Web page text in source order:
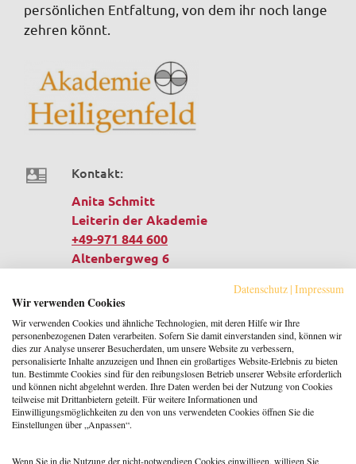
persönlichen Entfaltung, von dem ihr noch lange
zehren könnt.
Kontakt:
Anita Schmitt
Leiterin der Akademie
+49-971 844 600
Altenbergweg 6
Deutschland
E-Mail:
Anita.Schmitt@akademie-heiligenfeld.de
Website:
Datenschutz | Impressum
Wir verwenden Cookies
Wir verwenden Cookies und ähnliche Technologien, mit deren Hilfe wir Ihre
personenbezogenen Daten verarbeiten. Sofern Sie damit einverstanden sind, können wir
dies zur Analyse unserer Besucherdaten, um unsere Website zu verbessern,
personalisierte Inhalte anzuzeigen und Ihnen ein großartiges Website-Erlebnis zu bieten
tun. Bestimmte Cookies sind für den reibungslosen Betrieb unserer Website erforderlich
und können nicht abgelehnt werden. Ihre Daten werden bei der Nutzung von Cookies
teilweise mit Drittanbietern geteilt. Für weitere Informationen und
Einwilligungsmöglichkeiten zu den von uns verwendeten Cookies öffnen Sie die
Einstellungen über „Anpassen“.
Wenn Sie in die Nutzung der nicht-notwendigen Cookies einwilligen, willigen Sie